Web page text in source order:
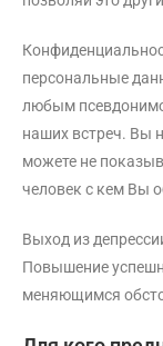
персональные
любым
наших встреч. Вы
можете не
человек с кем Вы
Выход из
Повышение
меняющимся